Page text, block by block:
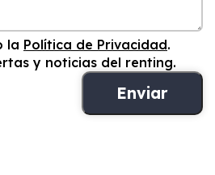
la Política de Privacidad.
y noticias del renting.